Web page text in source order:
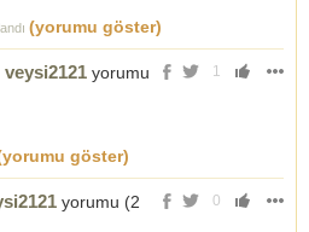
(yorumu göster)
1
veysi2121 yorumu
göster)
0
yorumu (2